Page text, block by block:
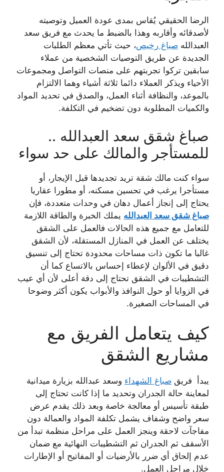
الرضا الحقيقي يُقاس بمدى عودة العميل وتوصيته
لأصدقائه وأقاربه وهذا بالضبط ما يحدث مع فريق سعد
العبدالله صباغ رخيص، حيث تأتي معظم الطلبات
الجديدة عن طريق التوصيات الشخصية من عملاء
سابقين تركوا تجربتهم على منصات التواصل ومجموعات
الأحياء ويذكر العملاء دائما ثلاثة أشياء وهما الالتزام
بالموعد، والنظافة أثناء العمل، والصدق في تحديد المواد
والكميات المطلوبة دون تضخيم في التكلفة.
صباغ شقق سعد العبدالله ..
للمستأجر والمالك على حد سواء
سواء كنت مالك شقة تريد تجديدها قبل الإيجار، أو
مستأجرا يرغب في تحسين مسكنه، أو مطورا عقاريا
يحتاج إلى إنجاز أعمال دهان في وحدات متعددة، فإن
صباغ شقق سعد العبدالله يملك الخبرة والطاقة اللازمة
للتعامل مع جميع هذه الحالات فالعمل على الشقق
يختلف عن العمل في المنازل المستقلة، لأن الشقق
غالبا ما تكون ذات مساحات محدودة تحتاج إلى تنسيق
دقيق في الألوان لإعطاء إحساس بالاتساع كما أن
التشطيبات في الشقق تحتاج إلى دقة أعلى لأن أي عيب
في الزوايا أو حول النوافذ والأبواب يكون أكثر وضوحا
في المساحات الصغيرة.
كيف يتعامل الفريق مع
مشاريع الشقق
يبدأ فريق صباغ الشهداء وسعد عبدالله بزيارة ميدانية
لمعاينة حالة الجدران وتحديد ما إذا كانت تحتاج إلى
طبقة تأسيس أو معالجة خاصة وبعد ذلك يقدم عرض
سعر واضح وشفاف يشمل تكلفة المواد والعمالة دون
مفاجآت لاحقة وينجز العمل على مراحل منظمة تبدأ من
الأسقف ثم الجدران ثم التشطيبات النهائية مع ضمان
عدم إلحاق أي ضرر بالأرضيات أو المفاتيح أو الإطارات
خلال مراحل العمل.